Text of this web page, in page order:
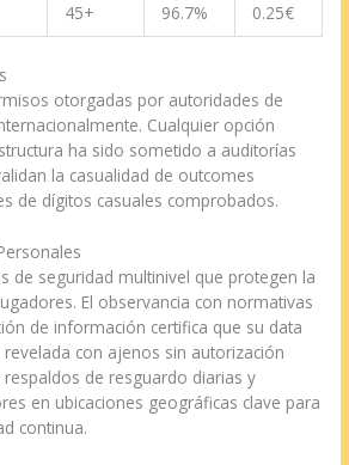
45+ 96.7% 0.25€
otorgadas por autoridades de
Cualquier opción
ha sido sometido a auditorías
la casualidad de outcomes
de dígitos casuales comprobados.
de seguridad multinivel que protegen la
El observancia con normativas
de información certifica que su data
con ajenos sin autorización
de resguardo diarias y
en ubicaciones geográficas clave para
continua.